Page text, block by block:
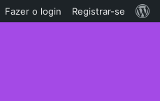
Fazer o login Registrar-se